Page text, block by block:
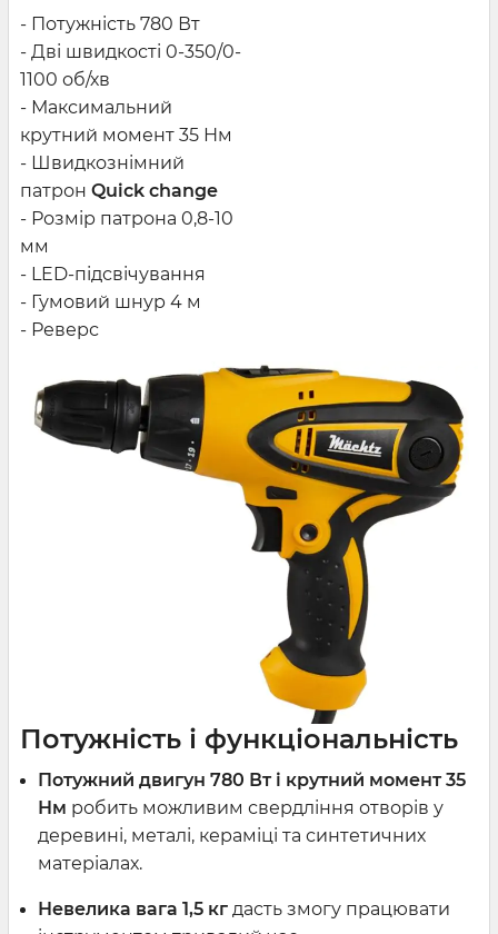
- Потужність 780 Вт
- Дві швидкості 0-350/0-
1100 об/хв
- Максимальний
крутний момент 35 Нм
- Швидкознімний
патрон Quick change
- Розмір патрона 0,8-10
мм
- LED-підсвічування
- Гумовий шнур 4 м
- Реверс
Потужність і функціональність
Потужний двигун 780 Вт і крутний момент 35
Нм робить можливим свердління отворів у
деревині, металі, кераміці та синтетичних
матеріалах.
Невелика вага 1,5 кг дасть змогу працювати